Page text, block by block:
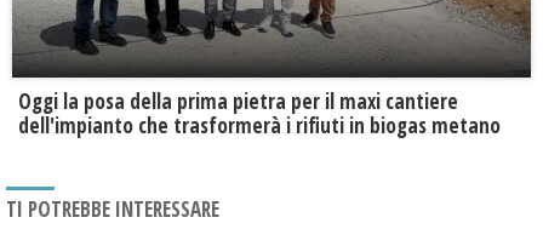
Oggi la posa della prima pietra per il maxi cantiere
dell'impianto che trasformerà i rifiuti in biogas metano
TI POTREBBE INTERESSARE